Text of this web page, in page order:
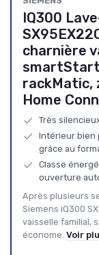
IQ300
charnière
rackMatic,
Home
Très
Intérieur bien
grâce au
Classe
ouverture
Après plusieurs
Siemens iQ300
vaisselle familial,
économe. Voir